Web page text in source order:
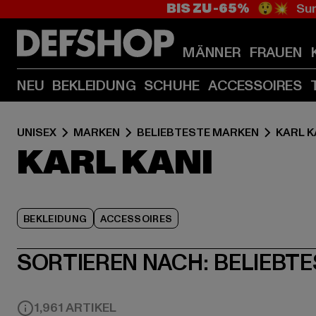
BIS ZU -65% 😲💥
MÄNNER FRAUEN
NEU BEKLEIDUNG SCHUHE ACCESSOIRES
UNISEX MARKEN BELIEBTESTE MARKEN KARL
KARL KANI
BEKLEIDUNG ACCESSOIRES
SORTIEREN NACH:
1,961 ARTIKEL